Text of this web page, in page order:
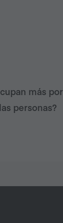
más por
personas?